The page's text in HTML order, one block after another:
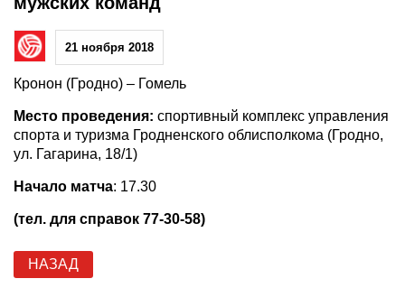
21 ноября 2018
Кронон (Гродно) – Гомель
Место проведения: спортивный комплекс управления
спорта и туризма Гродненского облисполкома (Гродно,
ул. Гагарина, 18/1)
Начало матча: 17.30
(тел. для справок 77-30-58)
НАЗАД